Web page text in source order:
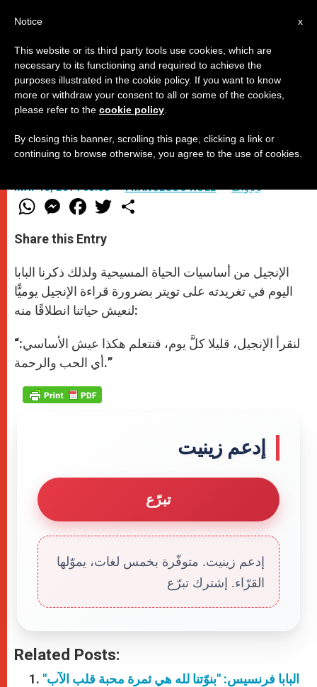
عيشوا الحياة انطلاقًا من الإنجيل
تغريدة البابا على تويتر
MAY 13, 2014 00:00 FRANCESCO NULL باباوات
W
h
t
s
p
p
M
e
s
e
e
r
F
a
e
b
o
k
w
r
Share this Entry
الإنجيل من أساسيات الحياة المسيحية ولذلك ذكرنا البابا
اليوم في تغريدته على تويتر بضرورة قراءة الإنجيل يوميًّا
لنعيش حياتنا انطلاقًا منه:
“لنقرأ الإنجيل، قليلا كلَّ يوم، فنتعلم هكذا عيش الأساسي:
أي الحب والرحمة.”
إدعم زينيت
تبرّع
إدعم زينيت. متوفّرة بخمس لغات، يموّلها
القرّاء. إشترك تبرّع
Related Posts:
"البابا فرنسيس: "بنوّتنا لله هي ثمرة محبة قلب الآب
x
Notice
This website or its third party tools use cookies, which are
necessary to its functioning and required to achieve the
purposes illustrated in the cookie policy. If you want to know
more or withdraw your consent to all or some of the cookies,
please refer to the cookie policy
By closing this banner, scrolling this page, clicking a link or
continuing to browse otherwise, you agree to the use of cookies.